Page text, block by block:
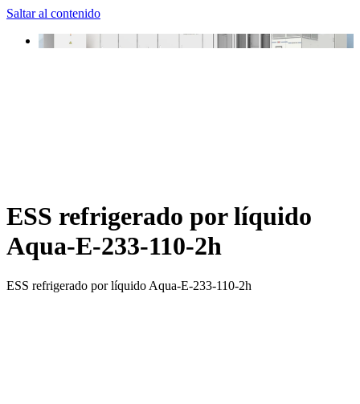
Saltar al contenido
ESS refrigerado por líquido
Aqua-E-233-110-2h
ESS refrigerado por líquido Aqua-E-233-110-2h